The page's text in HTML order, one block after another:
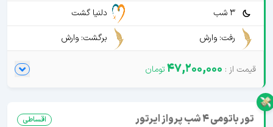
3 شب
دلنیا گشت
رفت: وارش
برگشت: وارش
47,200,000
تور باتومی 4 شب پرواز ایرتور اقساطی